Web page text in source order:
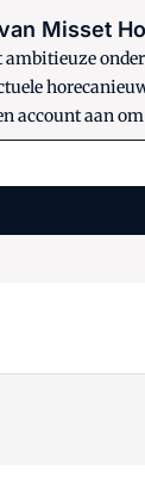
Misset
account aan